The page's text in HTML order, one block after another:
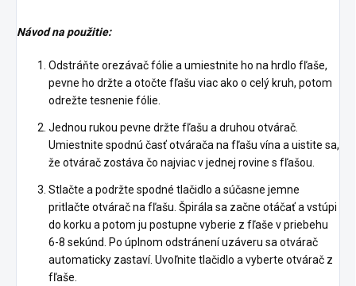
Návod na použitie:
Odstráňte orezávač fólie a umiestnite ho na hrdlo fľaše,
pevne ho držte a otočte fľašu viac ako o celý kruh, potom
odrežte tesnenie fólie.
Jednou rukou pevne držte fľašu a druhou otvárač.
Umiestnite spodnú časť otvárača na fľašu vína a uistite sa,
že otvárač zostáva čo najviac v jednej rovine s fľašou.
Stlačte a podržte spodné tlačidlo a súčasne jemne
pritlačte otvárač na fľašu. Špirála sa začne otáčať a vstúpi
do korku a potom ju postupne vyberie z fľaše v priebehu
6-8 sekúnd. Po úplnom odstránení uzáveru sa otvárač
automaticky zastaví. Uvoľnite tlačidlo a vyberte otvárač z
fľaše.